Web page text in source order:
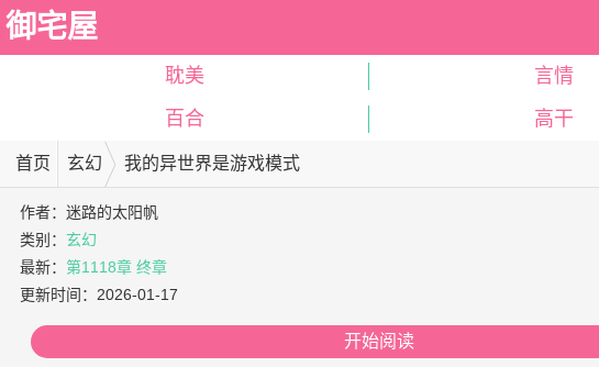
御宅屋
耽美 言情
百合
高干
首页 玄幻 我的异世界是游戏模式
作者：迷路的太阳帆
类别：玄幻
最新： 第1118章 终章
更新时间： 2026-01-17
开始阅读